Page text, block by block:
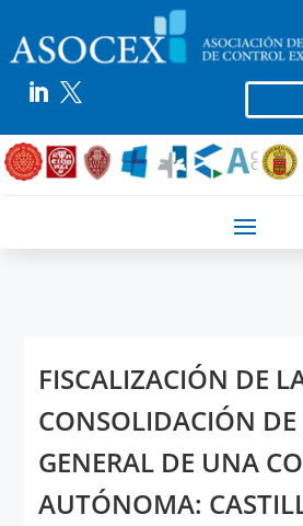
 
FISCALIZACIÓN DE
CONSOLIDACIÓN
GENERAL DE UNA
AUTÓNOMA: